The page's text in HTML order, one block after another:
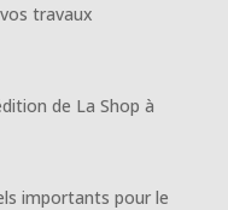
travaux
de La Shop à
importants pour le